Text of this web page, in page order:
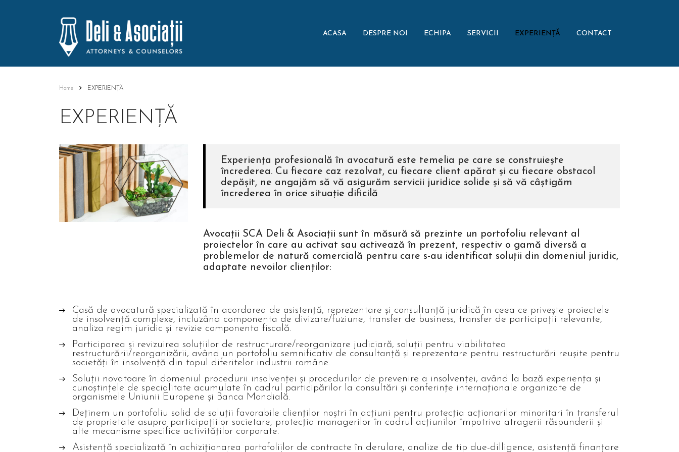
ACASA DESPRE NOI ECHIPA SERVICII EXPERIENȚĂ CONTACT
Home EXPERIENȚĂ
EXPERIENȚĂ
Experiența profesională în avocatură este temelia pe care se construiește
încrederea. Cu fiecare caz rezolvat, cu fiecare client apărat și cu fiecare obstacol
depășit, ne angajăm să vă asigurăm servicii juridice solide și să vă câștigăm
încrederea în orice situație dificilă
Avocații SCA Deli & Asociații sunt în măsură să prezinte un portofoliu relevant al
proiectelor în care au activat sau activează în prezent, respectiv o gamă diversă a
problemelor de natură comercială pentru care s-au identificat soluții din domeniul juridic,
adaptate nevoilor clienților:
Casă de avocatură specializată în acordarea de asistență, reprezentare și consultanță juridică în ceea ce privește proiectele
de insolvență complexe, incluzând componenta de divizare/fuziune, transfer de business, transfer de participații relevante,
analiza regim juridic și revizie componenta fiscală.
Participarea și revizuirea soluțiilor de restructurare/reorganizare judiciară, soluții pentru viabilitatea
restructurării/reorganizării, având un portofoliu semnificativ de consultanță și reprezentare pentru restructurări reușite pentru
societăți în insolvență din topul diferitelor industrii române.
Soluții novatoare în domeniul procedurii insolvenței și procedurilor de prevenire a insolvenței, având la bază experiența și
cunoștințele de specialitate acumulate în cadrul participărilor la consultări și conferințe internaționale organizate de
organismele Uniunii Europene și Banca Mondială.
Deținem un portofoliu solid de soluții favorabile clienților noștri în acțiuni pentru protecția acționarilor minoritari în transferul
de proprietate asupra participațiilor societare, protecția managerilor în cadrul acțiunilor împotriva atragerii răspunderii și
alte mecanisme specifice activităților corporate.
Asistență specializată în achiziționarea portofoliilor de contracte în derulare, analize de tip due-dilligence, asistență finanțare